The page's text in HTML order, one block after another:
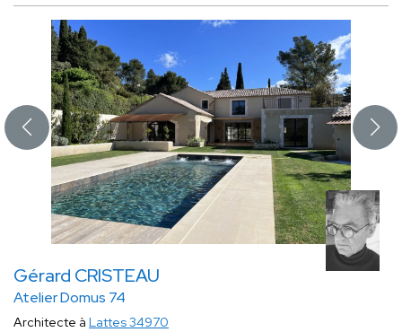
Gérard CRISTEAU
Atelier Domus 74
Architecte à Lattes 34970